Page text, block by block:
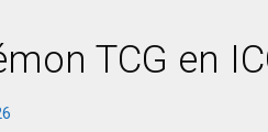
TCG en